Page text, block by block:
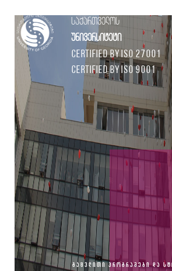
საქართველოს
უნივერსიტეტი
Certified by ISO 27001
Certified by ISO 9001
გაცვლითი პროგრამები და